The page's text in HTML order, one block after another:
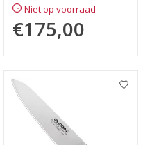
Niet op voorraad
€175,00